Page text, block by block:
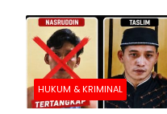
HUKUM & KRIMINAL